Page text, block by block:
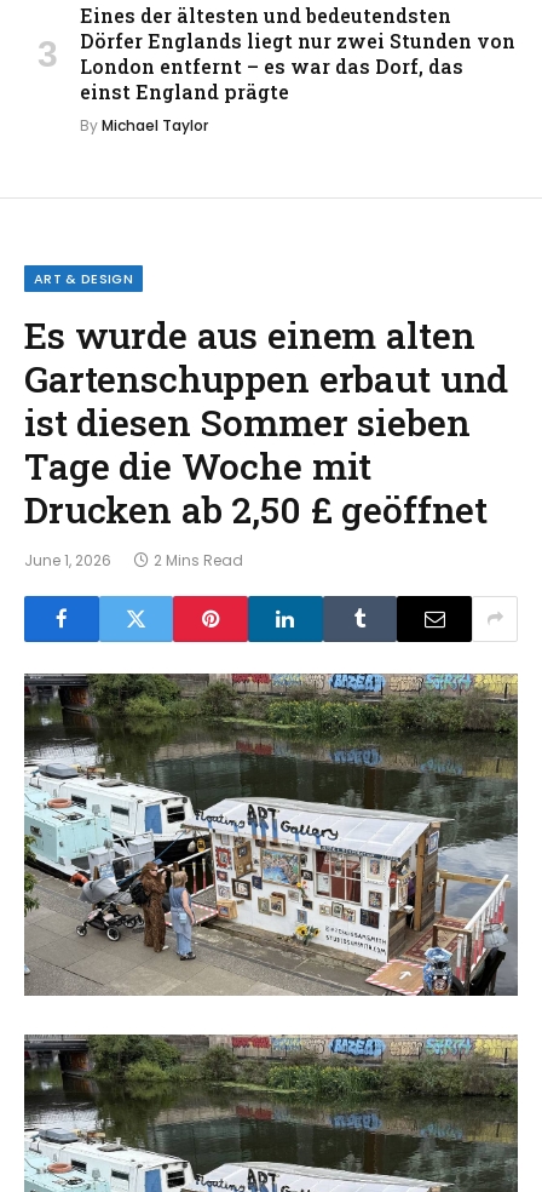
Eines der ältesten und bedeutendsten
Dörfer Englands liegt nur zwei Stunden von
London entfernt – es war das Dorf, das
einst England prägte
ByMichael Taylor
ART & DESIGN
Es wurde aus einem alten
Gartenschuppen erbaut und
ist diesen Sommer sieben
Tage die Woche mit
Drucken ab 2,50 £ geöffnet
June 1, 2026 2 Mins Read